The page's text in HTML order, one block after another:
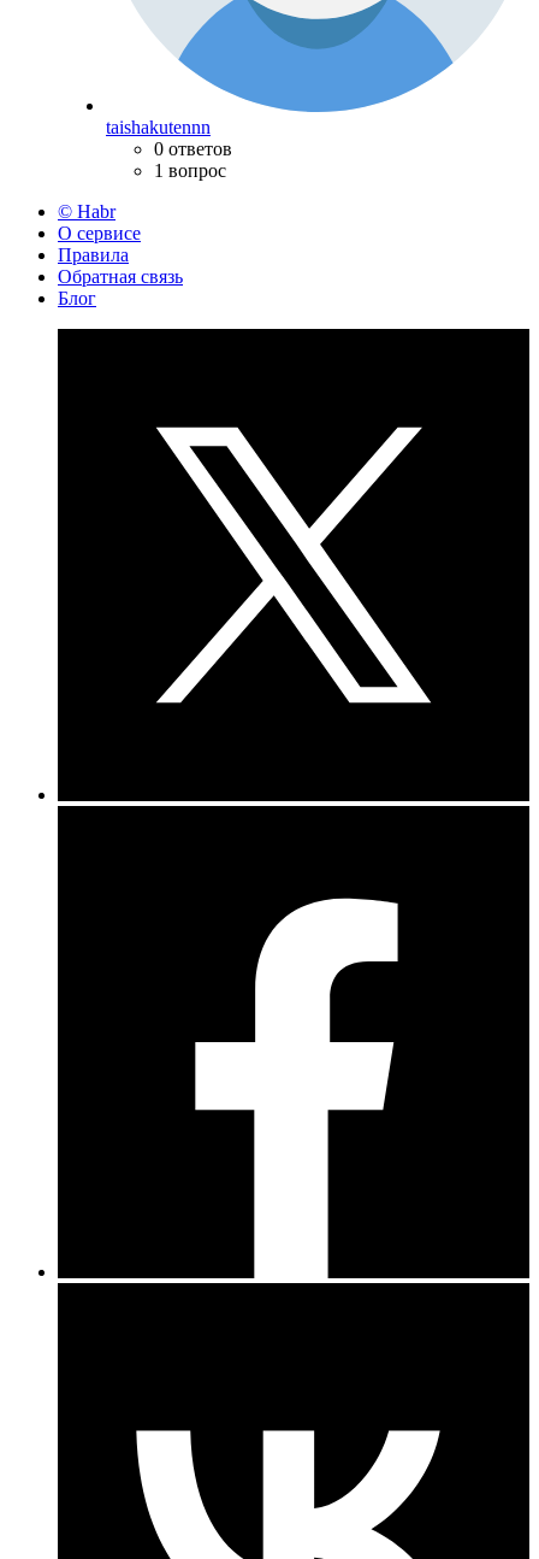
taishakutennn
0 ответов
1 вопрос
© Habr
О сервисе
Правила
Обратная связь
Блог